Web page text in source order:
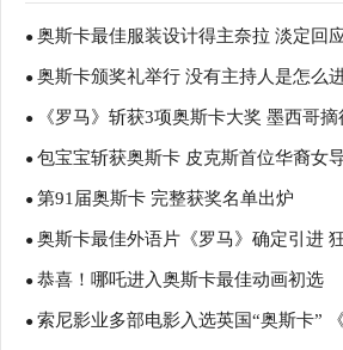
● 奥斯卡最佳服装设计得主奈拉 淡定回
罗》女一华蕊白发造型
● 奥斯卡颁奖礼举行 没有主持人是怎么
● 《罗马》斩获3项奥斯卡大奖 墨西哥
佳外语片
● 包宝宝斩获奥斯卡 皮克斯首位华裔女
予执导
● 第91届奥斯卡 完整获奖名单出炉
● 奥斯卡最佳外语片《罗马》确定引进
获奖及提名实至名归
● 恭喜！哪吒进入奥斯卡最佳动画初选
● 索尼影业多部电影入选英国“奥斯卡”